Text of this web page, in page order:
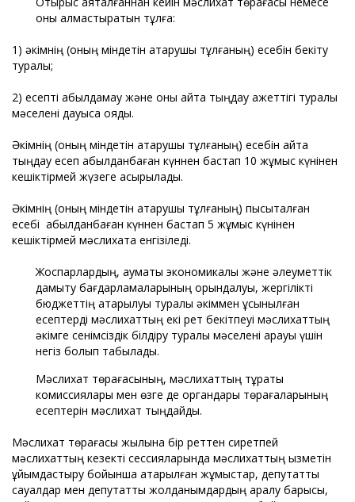
оны алмастыратын тұлға:
1) әкімнің (оның міндетін атқарушы тұлғаның) есебін бекіту
туралы;
2) есепті қабылдамау және оны қайта тыңдау қажеттігі туралы
мәселені дауысқа қояды.
Әкімнің (оның міндетін атқарушы тұлғаның) есебін қайта
тыңдау есеп қабылданбаған күннен бастап 10 жұмыс күнінен
кешіктірмей жүзеге асырылады.
Әкімнің (оның міндетін атқарушы тұлғаның) пысықталған
есебі қабылданбаған күннен бастап 5 жұмыс күнінен
кешіктірмей мәслихатқа енгізіледі.
Жоспарлардың, аумақты экономикалық және әлеуметтік
дамыту бағдарламаларының орындалуы, жергілікті
бюджеттің атқарылуы туралы әкіммен ұсынылған
есептерді мәслихаттың екі рет бекітпеуі мәслихаттың
әкімге сенімсіздік білдіру туралы мәселені қарауы үшін
негіз болып табылады.
Мәслихат төрағасының, мәслихаттың тұрақты
комиссиялары мен өзге де органдары төрағаларының
есептерін мәслихат тыңдайды.
Мәслихат төрағасы жылына бір реттен сиретпей
мәслихаттың кезекті сессияларында мәслихаттың қызметін
ұйымдастыру бойынша атқарылған жұмыстар, депутаттық
сауалдар мен депутаттық жолданымдардың қаралу барысы,